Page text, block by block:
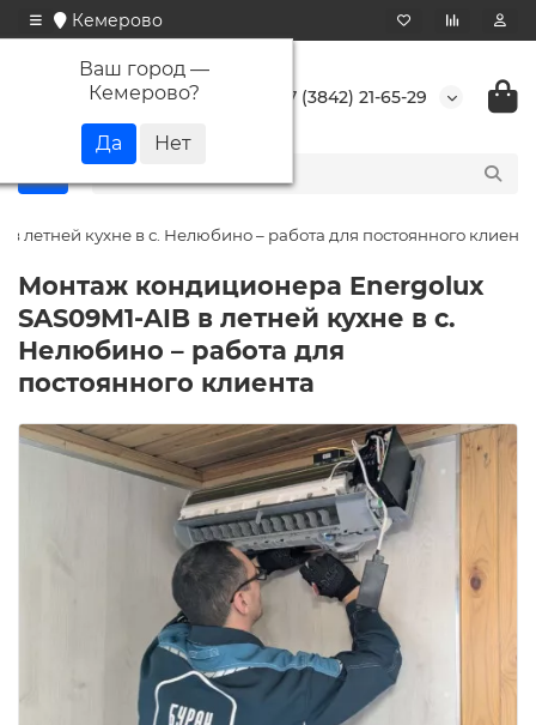
Кемерово
Ваш город —
Кемерово? +7 (3842) 21-65-29
кухне в с. Нелюбино – работа для постоянного клиента
Монтаж кондиционера Energolux
SAS09M1-AIB в летней кухне в с.
Нелюбино – работа для
постоянного клиента